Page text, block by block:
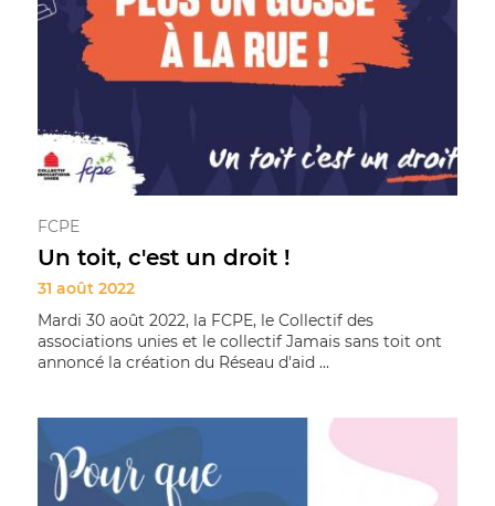
FCPE
Un toit, c'est un droit !
31 août 2022
Mardi 30 août 2022, la FCPE, le Collectif des
associations unies et le collectif Jamais sans toit ont
annoncé la création du Réseau d'aid ...